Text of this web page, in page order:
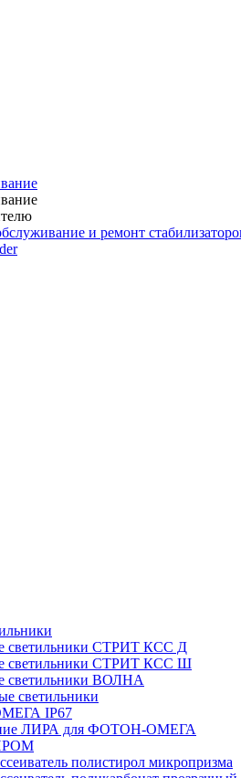
и ремонт
светильники СТРИТ КСС Д
светильники СТРИТ КСС Ш
светильники ВОЛНА
светильники
IP67
ЛИРА для ФОТОН-ОМЕГА
полистирол микропризма